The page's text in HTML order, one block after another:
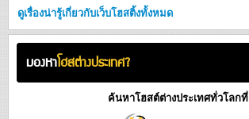
ดูเรื่องน่ารู้เกี่ยวกับเว็บโฮสติ้งทั้งหมด
มองหาโฮสต่างประเทศ?
ค้นหาโฮสต์ต่างประเทศทั่วโลกที่